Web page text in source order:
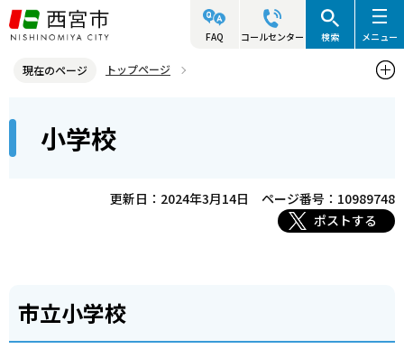
こ
の
ジ
先
FAQ コールセンター 検索 メニュー
現在のページ
トップページ
西宮市の施設一覧(住所・地図)
こ
小学校
更新日：2024年3月14日
ページ番号：10989748
ポストする
市立小学校